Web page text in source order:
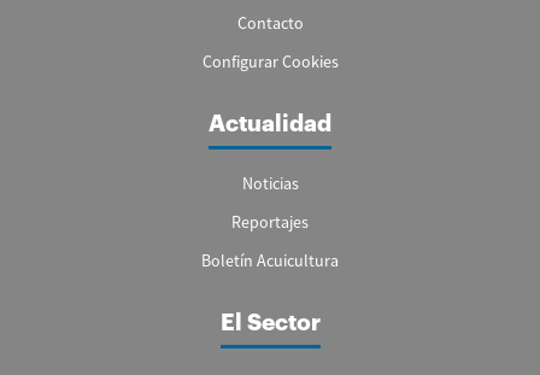
Contacto
Configurar Cookies
Actualidad
Noticias
Reportajes
Boletín Acuicultura
El Sector